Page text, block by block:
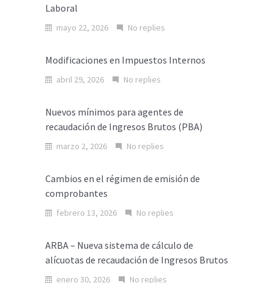
Laboral
mayo 22, 2026 No replies
Modificaciones en Impuestos Internos
abril 29, 2026 No replies
Nuevos mínimos para agentes de
recaudación de Ingresos Brutos (PBA)
marzo 2, 2026 No replies
Cambios en el régimen de emisión de
comprobantes
febrero 13, 2026 No replies
ARBA – Nueva sistema de cálculo de
alícuotas de recaudación de Ingresos Brutos
enero 30, 2026 No replies